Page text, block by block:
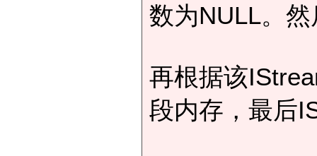
数为NULL。
再根据该
段内存，最后